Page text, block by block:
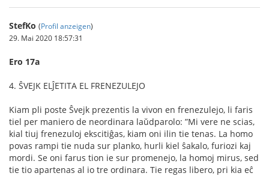
StefKo (Profil anzeigen)
29. Mai 2020 18:57:31
Ero 17a
4. ŜVEJK ELĴETITA EL FRENEZULEJO
Kiam pli poste Ŝvejk prezentis la vivon en frenezulejo, li faris
tiel per maniero de neordinara laŭdparolo: ”Mi vere ne scias,
kial tiuj frenezuloj ekscitiĝas, kiam oni ilin tie tenas. La homo
povas rampi tie nuda sur planko, hurli kiel ŝakalo, furiozi kaj
mordi. Se oni farus tion ie sur promenejo, la homoj mirus, sed
tie tio apartenas al io tre ordinara. Tie regas libero, pri kia eĉ